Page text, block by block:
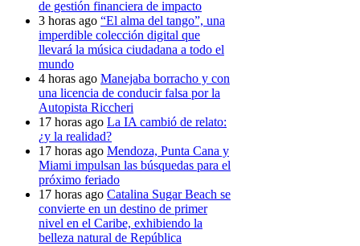
de gestión financiera de impacto
3 horas ago “El alma del tango”, una
imperdible colección digital que
llevará la música ciudadana a todo el
mundo
4 horas ago Manejaba borracho y con
una licencia de conducir falsa por la
Autopista Riccheri
17 horas ago La IA cambió de relato:
¿y la realidad?
17 horas ago Mendoza, Punta Cana y
Miami impulsan las búsquedas para el
próximo feriado
17 horas ago Catalina Sugar Beach se
convierte en un destino de primer
nivel en el Caribe, exhibiendo la
belleza natural de República